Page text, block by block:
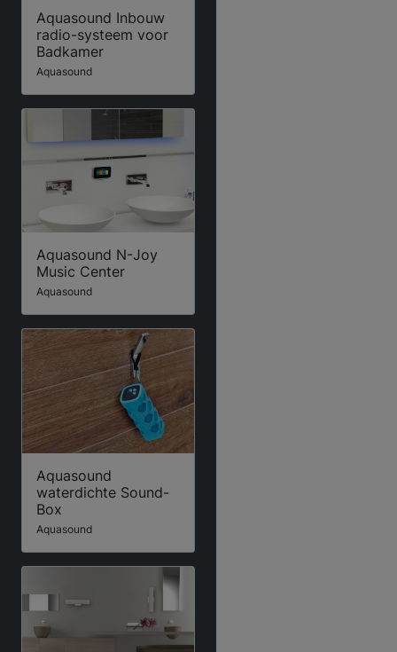
Aquasound Inbouw
radio-systeem voor
Badkamer
Aquasound
Aquasound N-Joy
Music Center
Aquasound
Aquasound
waterdichte Sound-
Box
Aquasound